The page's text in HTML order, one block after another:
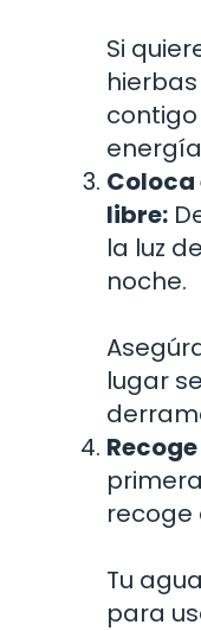
Si
libre:
la luz
noche.
lugar
recoge
Tu
para